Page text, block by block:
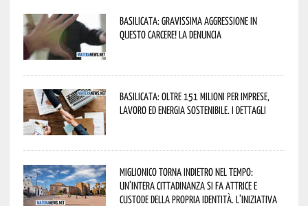
Basilicata: gravissima aggressione in
questo Carcere! La denuncia
Basilicata: oltre 151 milioni per imprese,
lavoro ed energia sostenibile. I dettagli
Miglionico torna indietro nel tempo:
un’intera cittadinanza si fa attrice e
custode della propria identità. L’iniziativa